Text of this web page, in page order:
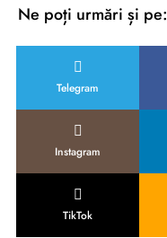
Ne poți urmări și pe:
Telegram
Instagram
TikTok